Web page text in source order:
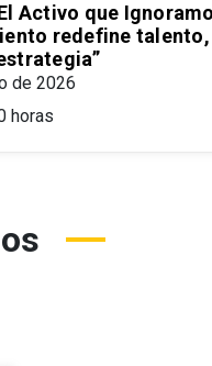
Activo que
redefine talento,
de 2026
horas